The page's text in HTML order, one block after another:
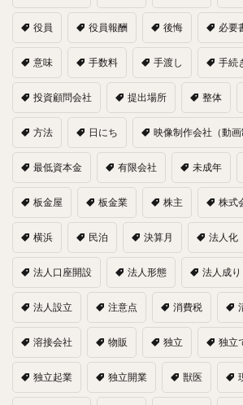
役員 役員報酬 後悔 必要
意味 手数料 手渡し 手続
投資顧問会社 提出場所 整体
方法 日にち 映像制作会社（動画
最低資本金 有限会社 未成年
板金屋 板金業 株主 株式
横浜 民泊 決算月 法人化
法人口座開設 法人形態 法人成り
法人設立 注意点 消費税
溶接会社 物販 独立 独立
独立起業 独立開業 獣医